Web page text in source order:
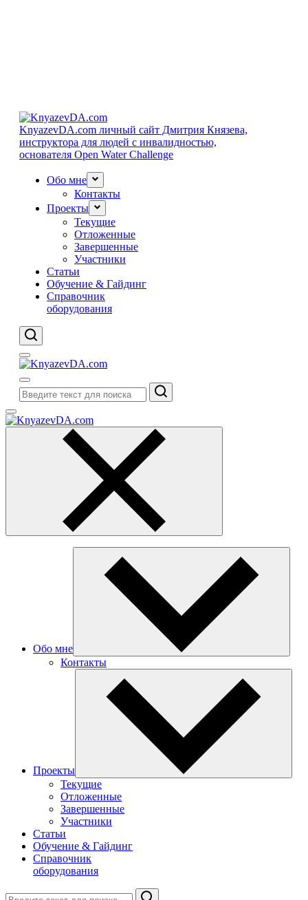
KnyazevDA.com личный сайт Дмитрия Князева,
инструктора для людей с инвалидностью,
основателя Open Water Challenge
Обо мне
Контакты
Проекты
Текущие
Отложенные
Завершенные
Участники
Статьи
Обучение & Гайдинг
Справочник
оборудования
Поиск
Обо мне
Контакты
Проекты
Текущие
Отложенные
Завершенные
Участники
Статьи
Обучение & Гайдинг
Справочник
оборудования
Поиск